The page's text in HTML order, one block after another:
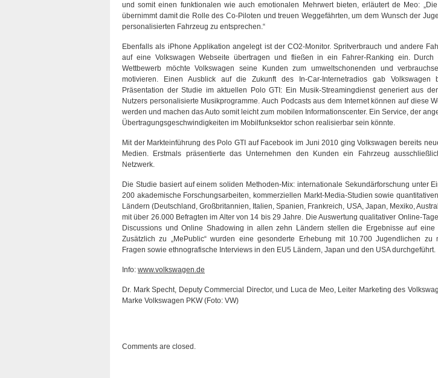
und somit einen funktionalen wie auch emotionalen Mehrwert bieten, erläutert de Meo:
übernimmt damit die Rolle des Co-Piloten und treuen Weggefährten, um dem Wunsch der
personalisierten Fahrzeug zu entsprechen.“
Ebenfalls als iPhone Applikation angelegt ist der CO2-Monitor. Spritverbrauch und andere
auf eine Volkswagen Webseite übertragen und fließen in ein Fahrer-Ranking ein. Durch
Wettbewerb möchte Volkswagen seine Kunden zum umweltschonenden und
motivieren. Einen Ausblick auf die Zukunft des In-Car-Internetradios gab Volkswagen
Präsentation der Studie im aktuellen Polo GTI: Ein Musik-Streamingdienst generiert aus
Nutzers personalisierte Musikprogramme. Auch Podcasts aus dem Internet können auf diese
werden und machen das Auto somit leicht zum mobilen Informationscenter. Ein Service, der
Übertragungsgeschwindigkeiten im Mobilfunksektor schon realisierbar sein könnte.
Mit der Markteinführung des Polo GTI auf Facebook im Juni 2010 ging Volkswagen bereits
Medien. Erstmals präsentierte das Unternehmen den Kunden ein Fahrzeug
Netzwerk.
Die Studie basiert auf einem soliden Methoden-Mix: internationale Sekundärforschung unter
200 akademische Forschungsarbeiten, kommerziellen Markt-Media-Studien sowie
Ländern (Deutschland, Großbritannien, Italien, Spanien, Frankreich, USA, Japan, Mexiko,
mit über 26.000 Befragten im Alter von 14 bis 29 Jahre. Die Auswertung qualitativer Online-
Discussions und Online Shadowing in allen zehn Ländern stellen die Ergebnisse auf eine
Zusätzlich zu „MePublic“ wurden eine gesonderte Erhebung mit 10.700 Jugendlichen zu
Fragen sowie ethnografische Interviews in den EU5 Ländern, Japan und den USA durchgeführt.
Info: www.volkswagen.de
Dr. Mark Specht, Deputy Commercial Director, und Luca de Meo, Leiter Marketing des
Marke Volkswagen PKW (Foto: VW)
Comments are closed.